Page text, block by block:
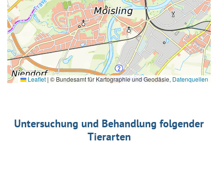
Leaflet | © Bundesamt für Kartographie und Geodäsie, Datenquellen
Untersuchung und Behandlung folgender
Tierarten